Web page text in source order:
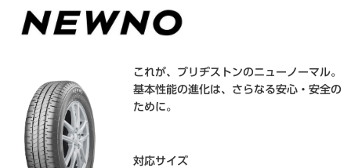
これが、ブリヂストンのニューノーマル。
基本性能の進化は、さらなる安心・安全の
ために。
対応サイズ